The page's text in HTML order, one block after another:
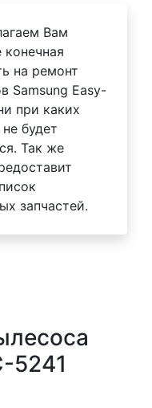
Вам
конечная
на ремонт
Samsung Easy-
при каких
будет
Так же
запчастей.
5241